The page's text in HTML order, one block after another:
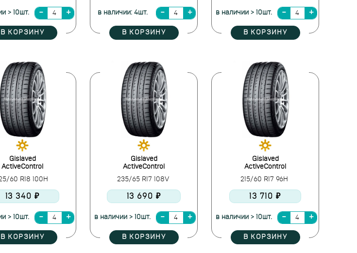
> 10шт.
В КОРЗИНУ
в наличии: 4шт.
В КОРЗИНУ
в наличии > 10шт.
В КОРЗИНУ
Gislaved
ActiveControl
60 R18 100H
13 340 ₽
> 10шт.
В КОРЗИНУ
Gislaved
ActiveControl
235/65 R17 108V
13 690 ₽
в наличии > 10шт.
В КОРЗИНУ
Gislaved
ActiveControl
215/60 R17 96H
13 710 ₽
в наличии > 10шт.
В КОРЗИНУ